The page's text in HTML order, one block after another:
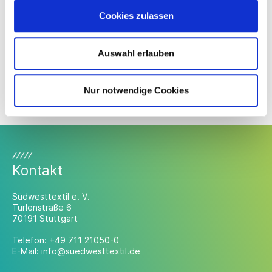
Cookies zulassen
Auswahl erlauben
Nur notwendige Cookies
Kontakt
Südwesttextil e. V.
Türlenstraße 6
70191 Stuttgart
Telefon: +49 711 21050-0
E-Mail: info@suedwesttextil.de